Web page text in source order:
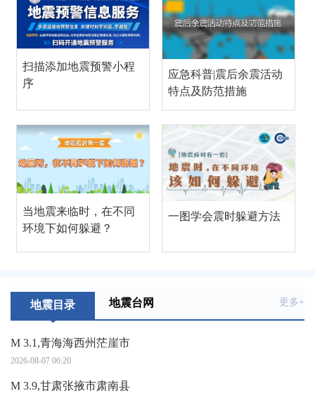
扫描添加地震预警小程
序
应急科普|震后余震活动
特点及防范措施
当地震来临时，在不同
环境下如何躲避？
一图学会震时躲避方法
地震目录 地震台网 更多+
M 3.1,青海海西州茫崖市
2026-08-07 06:20
M 3.9,甘肃张掖市肃南县